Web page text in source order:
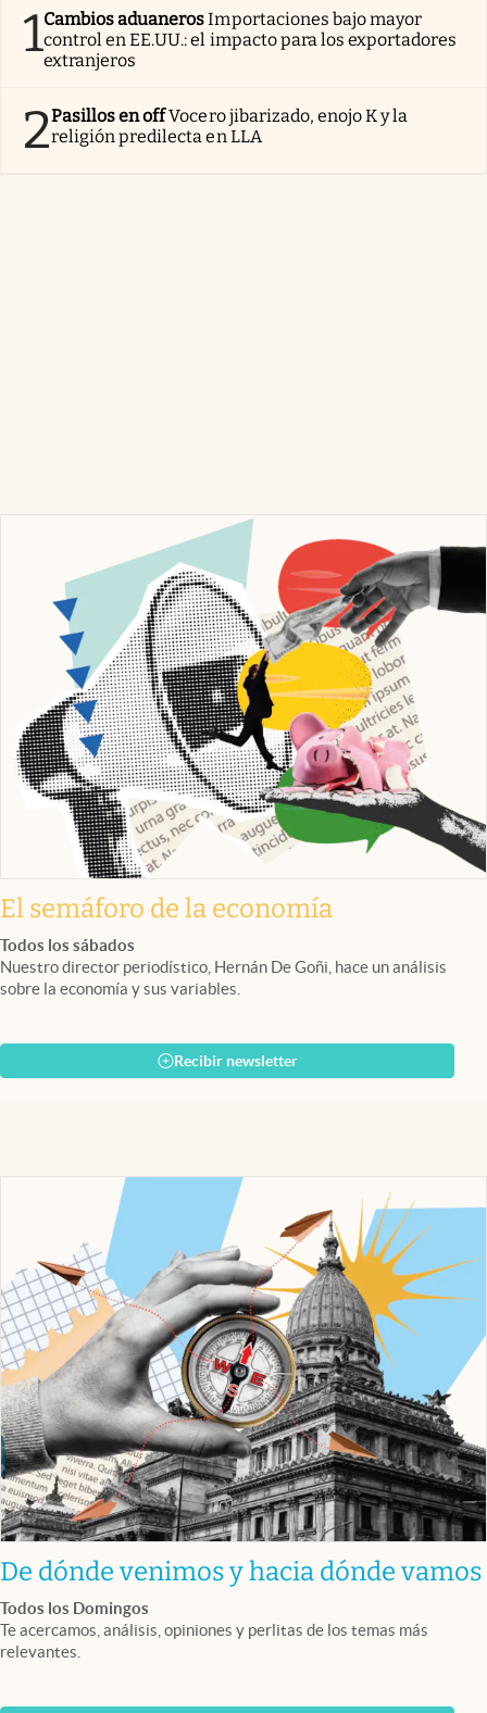
1Cambios aduanerosImportaciones bajo mayor
control en EE.UU.: el impacto para los exportadores
extranjeros
2Pasillos en offVocero jibarizado, enojo K y la
religión predilecta en LLA
El semáforo de la economía
Todos los sábados
Nuestro director periodístico, Hernán De Goñi, hace un análisis
sobre la economía y sus variables.
Recibir newsletter
De dónde venimos y hacia dónde vamos
Todos los Domingos
Te acercamos, análisis, opiniones y perlitas de los temas más
relevantes.